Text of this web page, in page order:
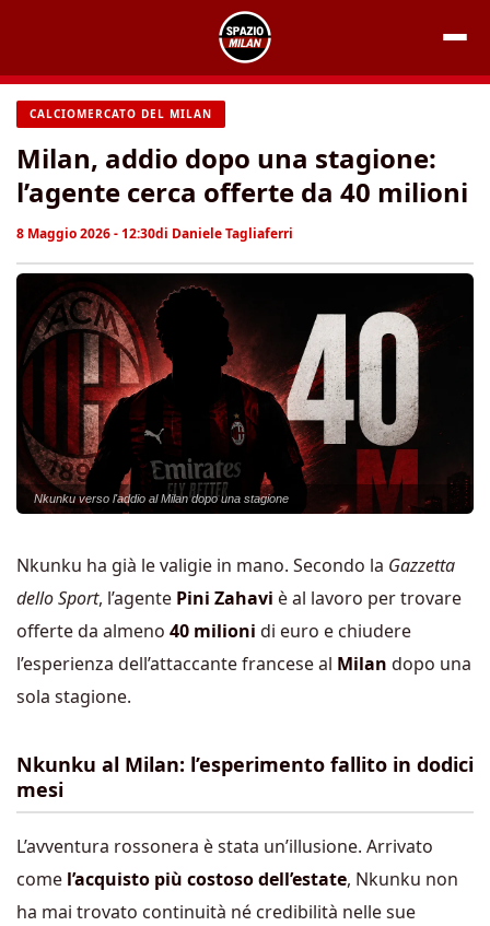
contenuto
CALCIOMERCATO DEL MILAN
Milan, addio dopo una stagione:
l’agente cerca offerte da 40 milioni
8 Maggio 2026 - 12:30di Daniele Tagliaferri
Nkunku verso l'addio al Milan dopo una stagione
Nkunku ha già le valigie in mano. Secondo la Gazzetta
dello Sport, l’agente Pini Zahavi è al lavoro per trovare
offerte da almeno 40 milioni di euro e chiudere
l’esperienza dell’attaccante francese al Milan dopo una
sola stagione.
Nkunku al Milan: l’esperimento fallito in dodici
mesi
L’avventura rossonera è stata un’illusione. Arrivato
come l’acquisto più costoso dell’estate, Nkunku non
ha mai trovato continuità né credibilità nelle sue